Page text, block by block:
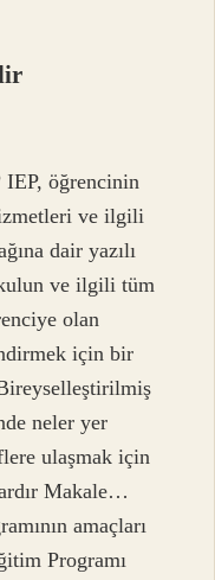
öğrencinin
ve ilgili
dair yazılı
ve ilgili tüm
olan
için bir
neler yer
ulaşmak için
Makale…
amaçları
Programı